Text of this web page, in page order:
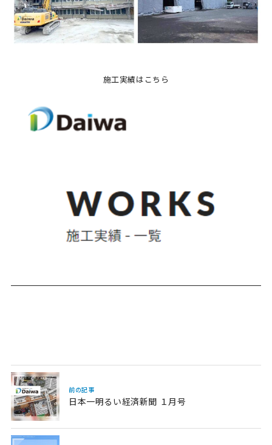
施工実績はこちら
前の記事
日本一明るい経済新聞 １月号